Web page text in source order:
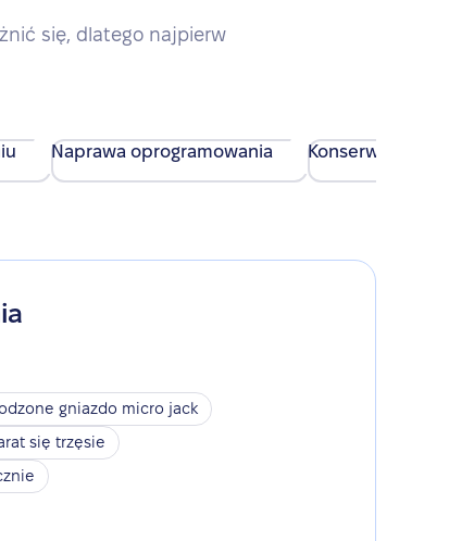
się, dlatego najpierw
Naprawa oprogramowania Konserwacja
gniazdo micro jack
się trzęsie